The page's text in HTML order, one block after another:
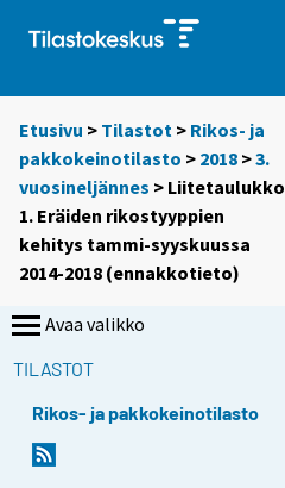
Etusivu > Tilastot > Rikos- ja
pakkokeinotilasto > 2018 >3.
vuosineljännes > Liitetaulukko
1. Eräiden rikostyyppien
kehitys tammi-syyskuussa
2014-2018 (ennakkotieto)
Avaa valikko
TILASTOT
Rikos- ja pakkokeinotilasto